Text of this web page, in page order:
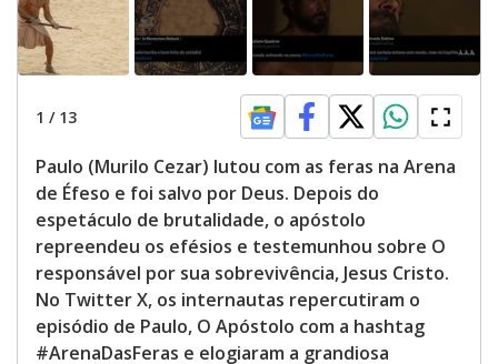
1 / 13
Paulo (Murilo Cezar) lutou com as feras na Arena
de Éfeso e foi salvo por Deus. Depois do
espetáculo de brutalidade, o apóstolo
repreendeu os efésios e testemunhou sobre O
responsável por sua sobrevivência, Jesus Cristo.
No Twitter X, os internautas repercutiram o
episódio de Paulo, O Apóstolo com a hashtag
#ArenaDasFeras e elogiaram a grandiosa